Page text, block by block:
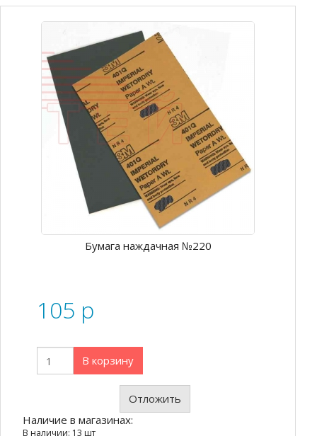
Бумага наждачная №220
105 p
В корзину
Отложить
Наличие в магазинах:
В наличии: 13 шт